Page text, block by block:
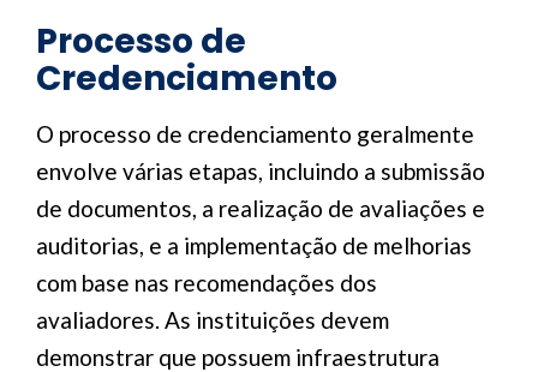
Processo de
Credenciamento
O processo de credenciamento geralmente
envolve várias etapas, incluindo a submissão
de documentos, a realização de avaliações e
auditorias, e a implementação de melhorias
com base nas recomendações dos
avaliadores. As instituições devem
demonstrar que possuem infraestrutura